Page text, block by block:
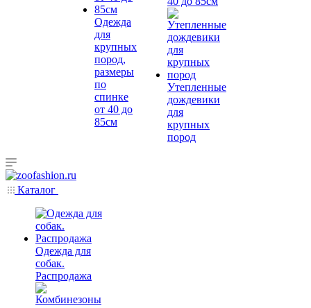
Одежда
для
крупных
пород,
размеры
по
спинке
от 40 до
85см
Утепленные
дождевики
для
крупных
пород
Каталог
Одежда для
собак.
Распродажа